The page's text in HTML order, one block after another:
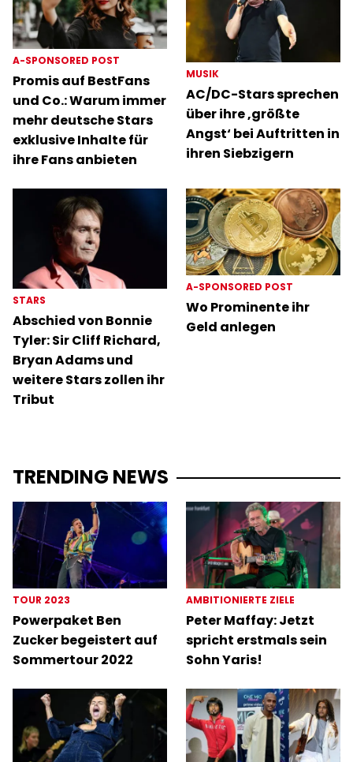
A-SPONSORED POST
Promis auf BestFans
und Co.: Warum immer
mehr deutsche Stars
exklusive Inhalte für
ihre Fans anbieten
MUSIK
AC/DC-Stars sprechen
über ihre ‚größte
Angst‘ bei Auftritten in
ihren Siebzigern
STARS
Abschied von Bonnie
Tyler: Sir Cliff Richard,
Bryan Adams und
weitere Stars zollen ihr
Tribut
A-SPONSORED POST
Wo Prominente ihr
Geld anlegen
TRENDING NEWS
TOUR 2023
Powerpaket Ben
Zucker begeistert auf
Sommertour 2022
AMBITIONIERTE ZIELE
Peter Maffay: Jetzt
spricht erstmals sein
Sohn Yaris!